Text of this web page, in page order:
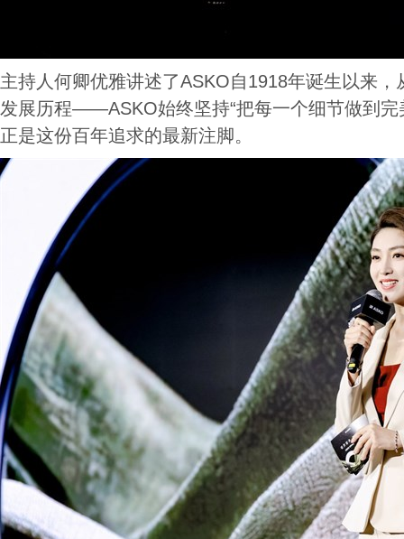
主持人何卿优雅讲述了ASKO自1918年诞生以来
发展历程——ASKO始终坚持“把每一个细节做到完
正是这份百年追求的最新注脚。